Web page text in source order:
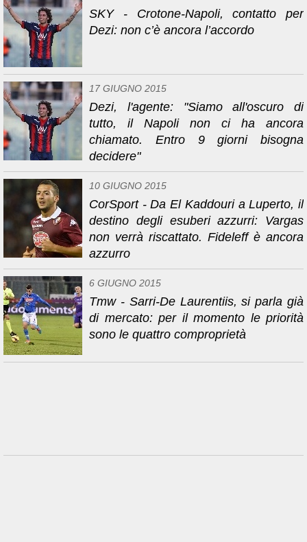
SKY - Crotone-Napoli, contatto per
Dezi: non c’è ancora l’accordo
17 GIUGNO 2015
Dezi, l'agente: "Siamo all'oscuro di
tutto, il Napoli non ci ha ancora
chiamato. Entro 9 giorni bisogna
decidere"
10 GIUGNO 2015
CorSport - Da El Kaddouri a Luperto, il
destino degli esuberi azzurri: Vargas
non verrà riscattato. Fideleff è ancora
azzurro
6 GIUGNO 2015
Tmw - Sarri-De Laurentiis, si parla già
di mercato: per il momento le priorità
sono le quattro comproprietà